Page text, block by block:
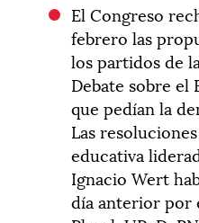
El Congreso
febrero las
los partidos de
Debate sobre el
que pedían la
Las
educativa
Ignacio Wert
día anterior por